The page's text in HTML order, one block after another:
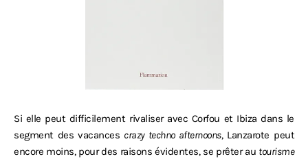
Si elle peut difficilement rivaliser avec Corfou et Ibiza dans le
segment des vacances crazy techno afternoons, Lanzarote peut
encore moins, pour des raisons évidentes, se prêter au tourisme